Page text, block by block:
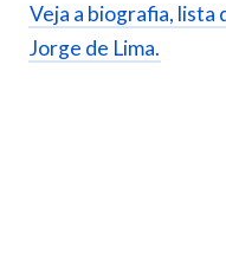
Veja a biografia, lista
Jorge de Lima.